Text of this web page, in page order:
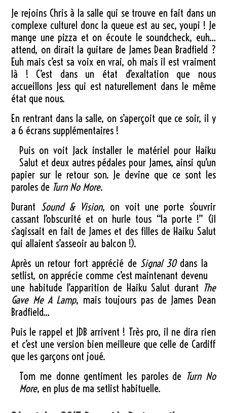
Je rejoins Chris à la salle qui se trouve en fait dans un
complexe culturel donc la queue est au sec, youpi ! Je
mange une pizza et on écoute le soundcheck, euh…
attend, on dirait la guitare de James Dean Bradfield ?
Euh mais c’est sa voix en vrai, oh mais il est vraiment
là ! C’est dans un état d’exaltation que nous
accueillons Jess qui est naturellement dans le même
état que nous.
En rentrant dans la salle, on s’aperçoit que ce soir, il y
a 6 écrans supplémentaires !
Puis on voit Jack installer le matériel pour Haiku
Salut et deux autres pédales pour James, ainsi qu’un
papier sur le retour son. Je devine que ce sont les
paroles de Turn No More.
Durant Sound & Vision, on voit une porte s’ouvrir
cassant l’obscurité et on hurle tous “la porte !” (il
s’agissait en fait de James et des filles de Haiku Salut
qui allaient s’asseoir au balcon !).
Après un retour fort apprécié de Signal 30dans la
setlist, on apprécie comme c’est maintenant devenu
une habitude l’apparition de Haiku Salut durant The
Gave Me A Lamp, mais toujours pas de James Dean
Bradfield…
Puis le rappel et JDB arrivent ! Très pro, il ne dira rien
et c’est une version bien meilleure que celle de Cardiff
que les garçons ont joué.
Tom me donne gentiment les paroles de Turn No
More, en plus de ma setlist habituelle.